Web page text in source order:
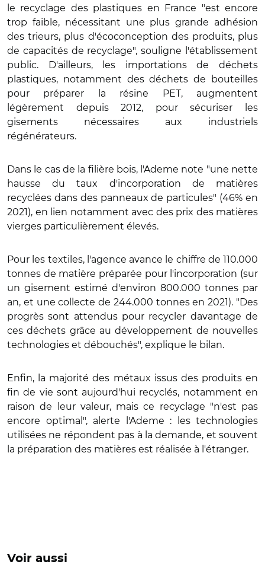
le recyclage des plastiques en France "est encore
trop faible, nécessitant une plus grande adhésion
des trieurs, plus d'écoconception des produits, plus
de capacités de recyclage", souligne l'établissement
public. D'ailleurs, les importations de déchets
plastiques, notamment des déchets de bouteilles
pour préparer la résine PET, augmentent
légèrement depuis 2012, pour sécuriser les
gisements nécessaires aux industriels
régénérateurs.
Dans le cas de la filière bois, l'Ademe note "une nette
hausse du taux d'incorporation de matières
recyclées dans des panneaux de particules" (46% en
2021), en lien notamment avec des prix des matières
vierges particulièrement élevés.
Pour les textiles, l'agence avance le chiffre de 110.000
tonnes de matière préparée pour l'incorporation (sur
un gisement estimé d'environ 800.000 tonnes par
an, et une collecte de 244.000 tonnes en 2021). "Des
progrès sont attendus pour recycler davantage de
ces déchets grâce au développement de nouvelles
technologies et débouchés", explique le bilan.
Enfin, la majorité des métaux issus des produits en
fin de vie sont aujourd'hui recyclés, notamment en
raison de leur valeur, mais ce recyclage "n'est pas
encore optimal", alerte l'Ademe : les technologies
utilisées ne répondent pas à la demande, et souvent
la préparation des matières est réalisée à l'étranger.
Voir aussi